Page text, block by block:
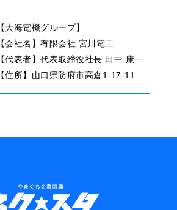
【大海電機グループ】
【会社名】有限会社 宮川電工
【代表者】代表取締役社長 田中 康一
【住所】山口県防府市高倉1-17-11